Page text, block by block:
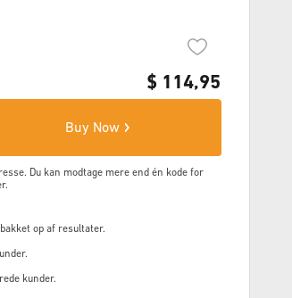
$ 114,95
Buy Now
Du kan modtage mere end én kode for
op af resultater.
kunder.